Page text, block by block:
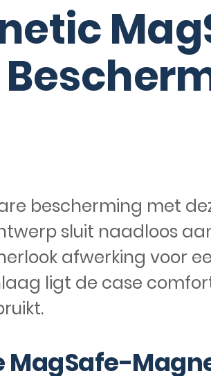
bescherming met
sluit naadloos
afwerking voor
ligt de case
MagSafe-